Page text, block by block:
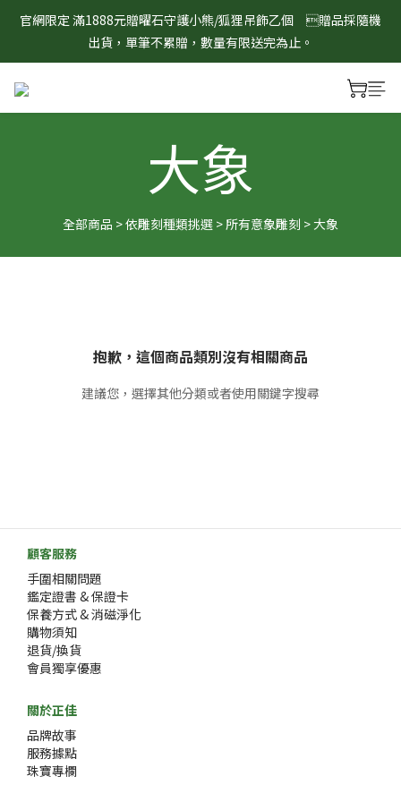
8/1-8/31 淨心護運 全館8折起 記得將商品加入購物車查看最終折
扣金額！
官網限定 滿1888元贈曜石守護小熊/狐狸吊飾乙個　贈品採隨機
出貨，單筆不累贈，數量有限送完為止。
8/1-8/31 淨心護運 全館8折起 記得將商品加入購物車查看最終折
大象
全部商品 >依雕刻種類挑選 >所有意象雕刻 >大象
抱歉，這個商品類別沒有相關商品
建議您，選擇其他分類或者使用關鍵字搜尋
顧客服務
手圍相關問題
鑑定證書 & 保證卡
保養方式 & 消磁淨化
購物須知
退貨/換貨
會員獨享優惠
關於正佳
品牌故事
服務據點
珠寶專欄